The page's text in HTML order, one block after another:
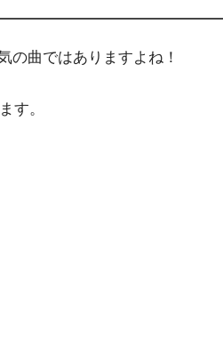
の曲ではありますよね！
す。